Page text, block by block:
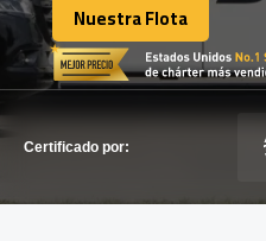
CONTÁCTENOS
CONTÁCTENOS
Nuestra Flota
Nuestra Flota
Certificado por: